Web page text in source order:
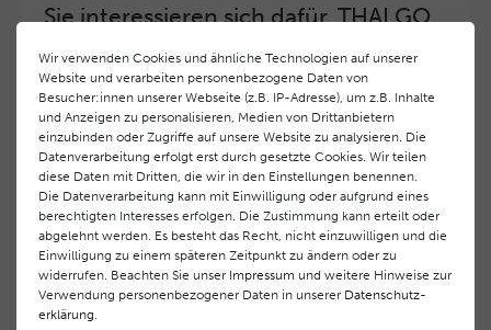
Sie interessieren sich dafür, THALGO
werden?
Hohe Servicequalität und ein exzellentes Markenimage
haben beiTHALGO COSMETICoberste Priorität.
Anspruchsvollen Endverbrauchern möchten wir ein
hohes Qualitätsniveau und gleichzeitig eine
überdurchschnittliche Behandlungs- und Serviceleistung
gewährleisten. Deshalb haben wir ein selektives
Vertriebssystem eingeführt. THALGO COSMETICPartner
werden auf diese Weise wirtschaftlich unterstützt,
während Endverbrauchern eine stets gleichbleibend hohe
Dienstleistungsqualität und ein innovatives Produkt- und
Wir verwenden Cookies und ähnliche Technologien auf unserer
Website und verarbeiten personenbezogene Daten von
Besucher:innen unserer Webseite (z.B. IP-Adresse), um z.B. Inhalte
und Anzeigen zu personalisieren, Medien von Drittanbietern
einzubinden oder Zugriffe auf unsere Website zu analysieren. Die
Datenverarbeitung erfolgt erst durch gesetzte Cookies. Wir teilen
diese Daten mit Dritten, die wir in den Einstellungen benennen.
Die Datenverarbeitung kann mit Einwilligung oder aufgrund eines
berechtigten Interesses erfolgen. Die Zustimmung kann erteilt oder
abgelehnt werden. Es besteht das Recht, nicht einzuwilligen und die
Einwilligung zu einem späteren Zeitpunkt zu ändern oder zu
widerrufen. Beachten Sie unser Impressum und weitere Hinweise zur
Verwendung personenbezogener Daten in unserer Daten­schutz­
erklärung